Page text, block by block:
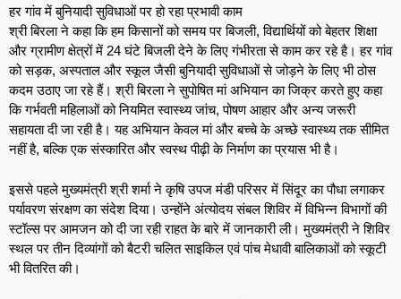
हर गांव में बुनियादी सुविधाओं पर हो रहा प्रभावी काम
श्री बिरला ने कहा कि हम किसानों को समय पर बिजली, विद्यार्थियों को बेहतर शिक्षा
और ग्रामीण क्षेत्रों में 24 घंटे बिजली देने के लिए गंभीरता से काम कर रहे है। हर गांव
को सड़क, अस्पताल और स्कूल जैसी बुनियादी सुविधाओं से जोड़ने के लिए भी ठोस
कदम उठाए जा रहे हैं। श्री बिरला ने सुपोषित मां अभियान का जिक्र करते हुए कहा
कि गर्भवती महिलाओं को नियमित स्वास्थ्य जांच, पोषण आहार और अन्य जरूरी
सहायता दी जा रही है। यह अभियान केवल मां और बच्चे के अच्छे स्वास्थ्य तक सीमित
नहीं है, बल्कि एक संस्कारित और स्वस्थ पीढ़ी के निर्माण का प्रयास भी है।
इससे पहले मुख्यमंत्री श्री शर्मा ने कृषि उपज मंडी परिसर में सिंदूर का पौधा लगाकर
पर्यावरण संरक्षण का संदेश दिया। उन्होंने अंत्योदय संबल शिविर में विभिन्न विभागों की
स्टॉल्स पर आमजन को दी जा रही राहत के बारे में जानकारी ली। मुख्यमंत्री ने शिविर
स्थल पर तीन दिव्यांगों को बैटरी चलित साइकिल एवं पांच मेधावी बालिकाओं को स्कूटी
भी वितरित की।